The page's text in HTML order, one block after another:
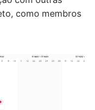
como membros